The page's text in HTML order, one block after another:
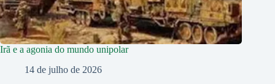
Irã e a agonia do mundo unipolar
14 de julho de 2026